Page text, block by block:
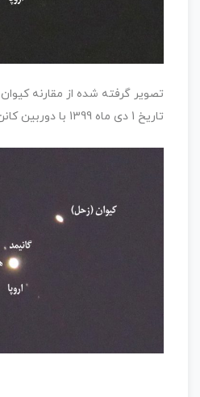
تصویر گرفته شده از مقارنه
تاریخ 1 دی ماه 1399 با دوربین کانن.